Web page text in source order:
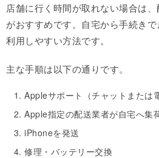
店舗に行く時間が取れない場合は
がおすすめです。自宅から手続き
利用しやすい方法です。
主な手順は以下の通りです。
Appleサポート（チャットまたは
Apple指定の配送業者が自宅へ集
iPhoneを発送
修理・バッテリー交換